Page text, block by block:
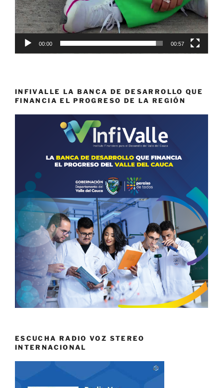
00:00 00:57
INFIVALLE LA BANCA DE DESARROLLO QUE
FINANCIA EL PROGRESO DE LA REGIÓN
ESCUCHA RADIO VOZ STEREO
INTERNACIONAL